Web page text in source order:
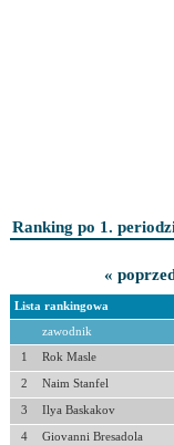
Ranking po 1.
«
Lista rankingowa
zawodnik
1 Rok Masle
2 Naim Stanfel
3 Ilya Baskakov
4 Giovanni Bresadola